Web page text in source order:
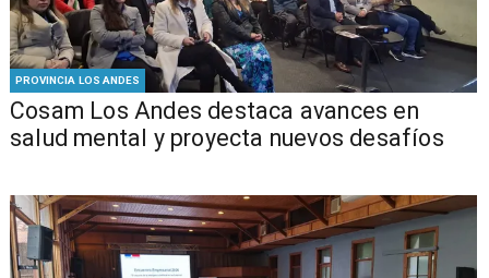
PROVINCIA LOS ANDES
Cosam Los Andes destaca avances en
salud mental y proyecta nuevos desafíos